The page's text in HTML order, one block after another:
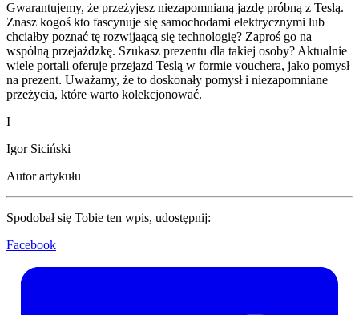
Gwarantujemy, że przeżyjesz niezapomnianą jazdę próbną z Teslą.
Znasz kogoś kto fascynuje się samochodami elektrycznymi lub
chciałby poznać tę rozwijaącą się technologię? Zaproś go na
wspólną przejażdzkę. Szukasz prezentu dla takiej osoby? Aktualnie
wiele portali oferuje przejazd Teslą w formie vouchera, jako pomysł
na prezent. Uważamy, że to doskonały pomysł i niezapomniane
przeżycia, które warto kolekcjonować.
I
Igor Siciński
Autor artykułu
Spodobał się Tobie ten wpis, udostępnij:
Facebook